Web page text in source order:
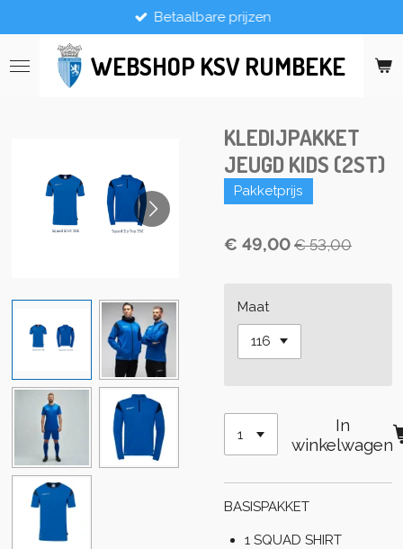
direct
naar
de
WEBSHOP KSV RUMBEKE
Betaalbare prijzen
KLEDIJPAKKET
JEUGD KIDS (2ST)
Pakketprijs
€ 49,00 € 53,00
Maat
In
winkelwagen
BASISPAKKET
1 SQUAD SHIRT